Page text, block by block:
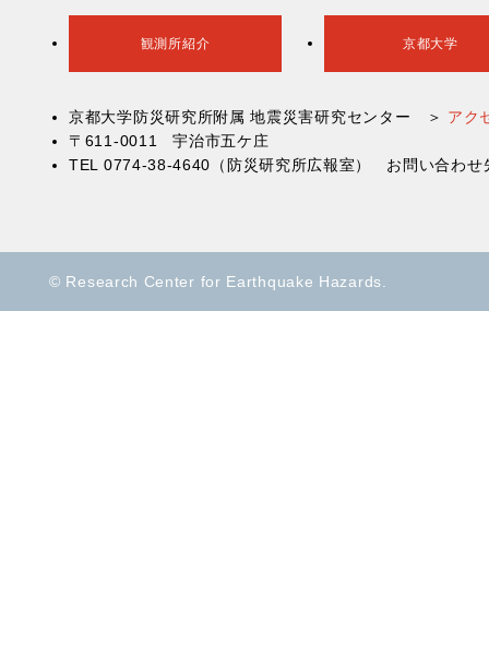
観測所紹介 京都大学
京都大学防災研究所附属 地震災害研究センター ＞ アク
〒611-0011 宇治市五ケ庄
TEL 0774-38-4640（防災研究所広報室） お問い合わせ
© Research Center for Earthquake Hazards.